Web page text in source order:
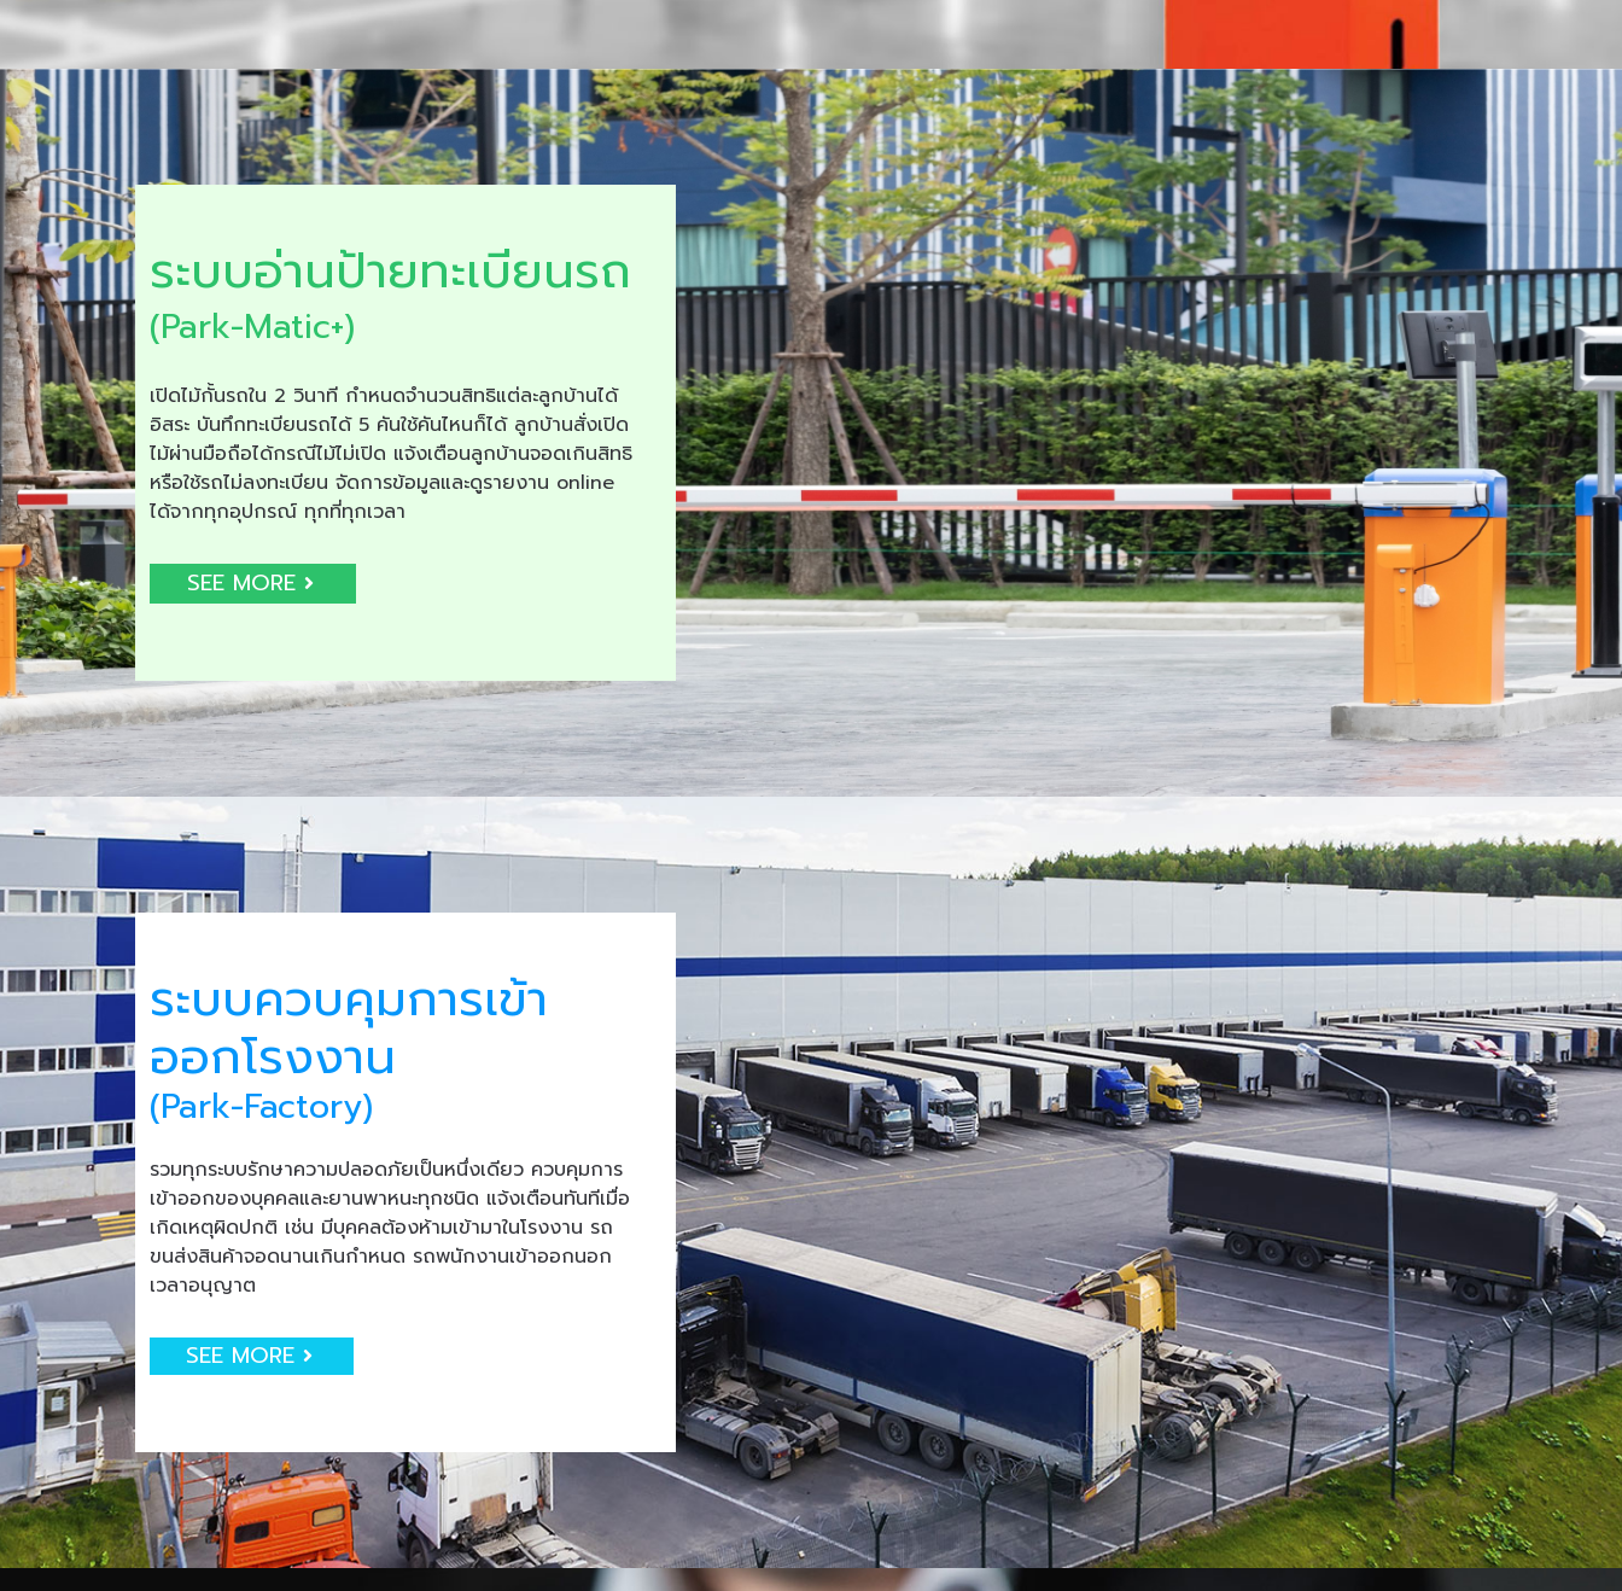
ระบบอ่านป้ายทะเบียนรถ
(Park-Matic+)
เปิดไม้กั้นรถใน 2 วินาที กำหนดจำนวนสิทธิแต่ละลูกบ้านได้
อิสระ บันทึกทะเบียนรถได้ 5 คันใช้คันไหนก็ได้ ลูกบ้านสั่งเปิด
ไม้ผ่านมือถือได้กรณีไม้ไม่เปิด แจ้งเตือนลูกบ้านจอดเกินสิทธิ
หรือใช้รถไม่ลงทะเบียน จัดการข้อมูลและดูรายงาน online
ได้จากทุกอุปกรณ์ ทุกที่ทุกเวลา
SEE MORE
ระบบควบคุมการเข้า
ออกโรงงาน
(Park-Factory)
รวมทุกระบบรักษาความปลอดภัยเป็นหนึ่งเดียว ควบคุมการ
เข้าออกของบุคคลและยานพาหนะทุกชนิด แจ้งเตือนทันทีเมื่อ
เกิดเหตุผิดปกติ เช่น มีบุคคลต้องห้ามเข้ามาในโรงงาน รถ
ขนส่งสินค้าจอดนานเกินกำหนด รถพนักงานเข้าออกนอก
เวลาอนุญาต
SEE MORE